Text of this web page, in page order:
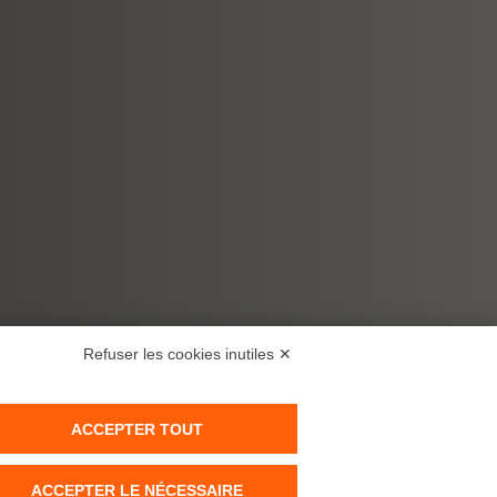
Refuser les cookies inutiles ✕
ACCEPTER TOUT
ACCEPTER LE NÉCESSAIRE